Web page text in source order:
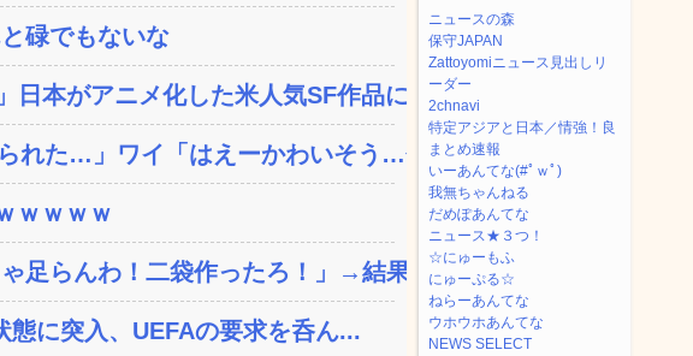
碌でもないな
日本がアニメ化した米人気SF作品に絶...
れた…」ワイ「はえーかわいそう…会...
ｗｗｗｗ
足らんわ！二袋作ったろ！」→結果ｗ...
態に突入、UEFAの要求を呑ん...
ニュースの森
保守JAPAN
Zattoyomiニュース見出しリ
ーダー
2chnavi
特定アジアと日本／情強！良
まとめ速報
いーあんてな(#ﾟｗﾟ)
我無ちゃんねる
だめぽあんてな
ニュース★３つ！
☆にゅーもふ
にゅーぷる☆
ねらーあんてな
ウホウホあんてな
NEWS SELECT